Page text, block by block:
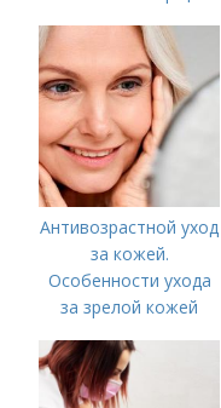
Антивозрастной уход
за кожей.
Особенности ухода
за зрелой кожей